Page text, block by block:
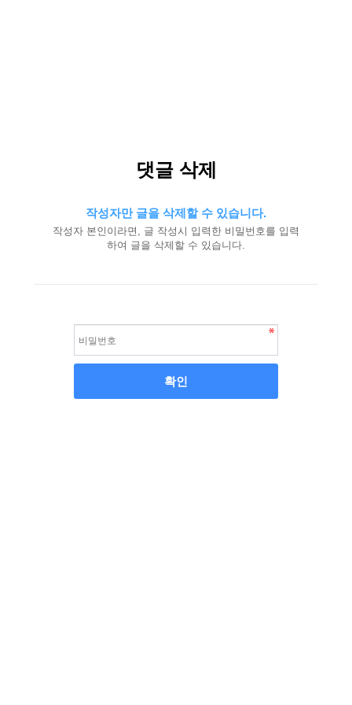
댓글 삭제
작성자만 글을 삭제할 수 있습니다.
작성자 본인이라면, 글 작성시 입력한 비밀번호를 입력
하여 글을 삭제할 수 있습니다.